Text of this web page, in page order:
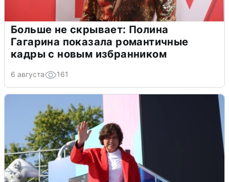
Больше не скрывает: Полина
Гагарина показала романтичные
кадры с новым избранником
6 августа 161